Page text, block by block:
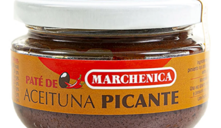
hvězdiček.